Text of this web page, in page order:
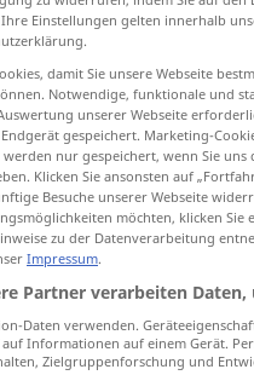
Einstellungen gelten innerhalb
damit Sie unsere Webseite
Notwendige, funktionale und
unserer Webseite
gespeichert. Marketing-
nur gespeichert, wenn Sie
Klicken Sie ansonsten auf
Besuche unserer Webseite
möchten, klicken
zu der Datenverarbeitung
Impressum.
Partner verarbeiten
Daten verwenden.
Informationen auf einem Gerät.
Zielgruppenforschung und